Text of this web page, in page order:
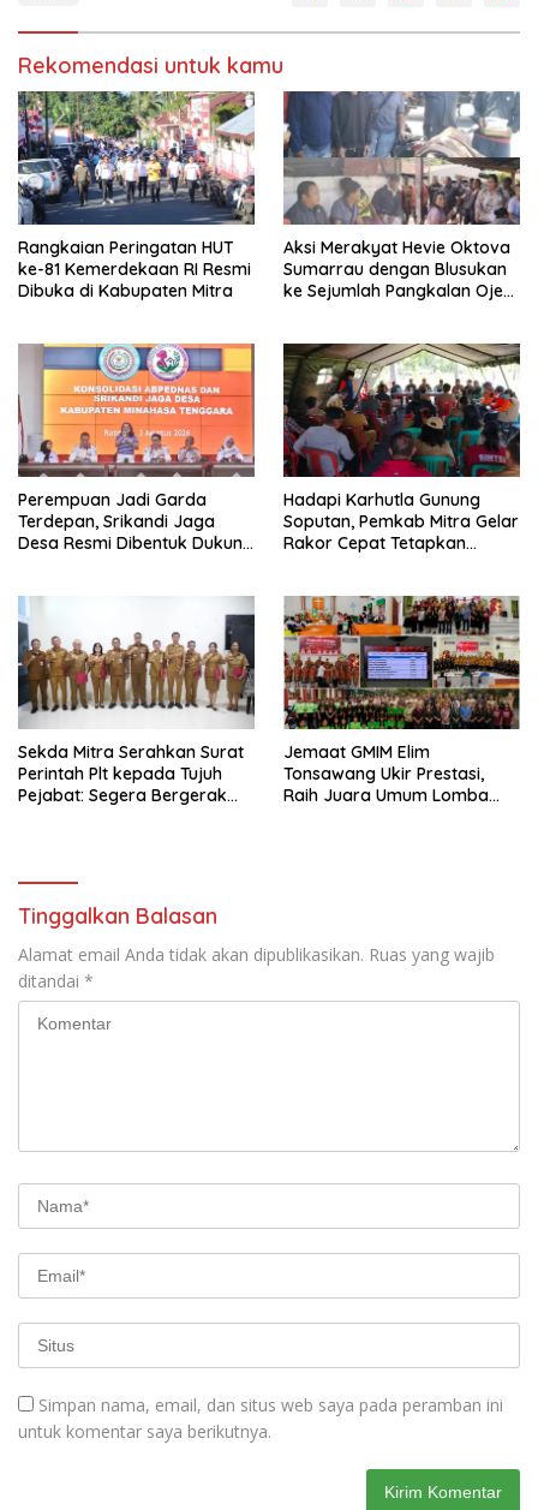
a
a
n
g
b
a
r
u
)
e
a
y
a
n
g
b
a
r
u
)
Rekomendasi untuk kamu
Rangkaian Peringatan HUT
ke-81 Kemerdekaan RI Resmi
Dibuka di Kabupaten Mitra
Aksi Merakyat Hevie Oktova
Sumarrau dengan Blusukan
ke Sejumlah Pangkalan Ojek
Perempuan Jadi Garda
Terdepan, Srikandi Jaga
Desa Resmi Dibentuk Dukung
Hadapi Karhutla Gunung
Soputan, Pemkab Mitra Gelar
Rakor Cepat Tetapkan
Sekda Mitra Serahkan Surat
Perintah Plt kepada Tujuh
Pejabat: Segera Bergerak
Jemaat GMIM Elim
Tonsawang Ukir Prestasi,
Raih Juara Umum Lomba
Tinggalkan Balasan
Alamat email Anda tidak akan dipublikasikan. Ruas yang wajib
ditandai *
Simpan nama, email, dan situs web saya pada peramban ini
untuk komentar saya berikutnya.